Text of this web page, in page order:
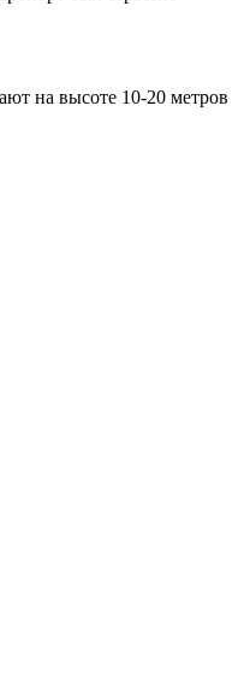
на высоте 10-20 метров